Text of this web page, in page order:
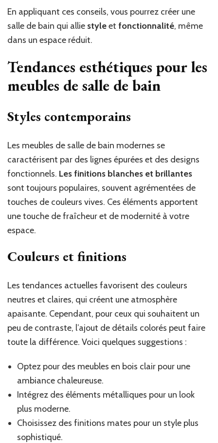
En appliquant ces conseils, vous pourrez créer une
salle de bain qui allie styleet fonctionnalité, même
dans un espace réduit.
Tendances esthétiques pour les
meubles de salle de bain
Styles contemporains
Les meubles de salle de bain modernes se
caractérisent par des lignes épurées et des designs
fonctionnels. Les finitions blanches et brillantes
sont toujours populaires, souvent agrémentées de
touches de couleurs vives. Ces éléments apportent
une touche de fraîcheur et de modernité à votre
espace.
Couleurs et finitions
Les tendances actuelles favorisent des couleurs
neutres et claires, qui créent une atmosphère
apaisante. Cependant, pour ceux qui souhaitent un
peu de contraste, l’ajout de détails colorés peut faire
toute la différence. Voici quelques suggestions :
Optez pour des meubles en bois clair pour une
ambiance chaleureuse.
Intégrez des éléments métalliques pour un look
plus moderne.
Choisissez des finitions mates pour un style plus
sophistiqué.